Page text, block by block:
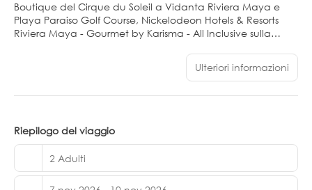
Boutique del Cirque du Soleil a Vidanta Riviera Maya e
Playa Paraiso Golf Course, Nickelodeon Hotels & Resorts
Riviera Maya - Gourmet by Karisma - All Inclusive sulla
Questo hotel all-inclusive dista 10,8 km da Spiaggia
Maroma e 23,6 km da El Parque Nacional Costa
attendono massaggi, trattamenti per il corpo e trattamenti
per il viso. Scegli dall'ampia selezione di servizi ricreativi,
nel prezzo, un centro fitness aperto 24 ore su 24 e una
piscina all'aperto. Questo hotel dispone, inoltre, di il Wi-Fi
Ulteriori informazioni
Riepilogo del viaggio
2 Adulti